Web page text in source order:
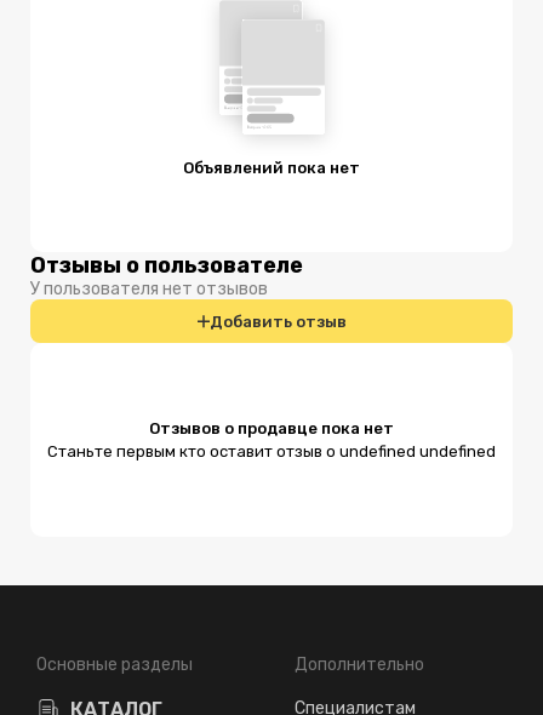
Объявлений пока нет
Отзывы о пользователе
У пользователя нет отзывов
Добавить отзыв
Отзывов о продавце пока нет
Станьте первым кто оставит отзыв о undefined undefined
Основные разделы
КАТАЛОГ
Дополнительно
Специалистам